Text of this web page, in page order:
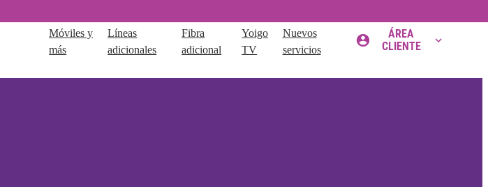
Móviles y
más
Líneas
adicionales
Fibra
adicional
Yoigo
TV
Nuevos
servicios
ÁREA
CLIENTE